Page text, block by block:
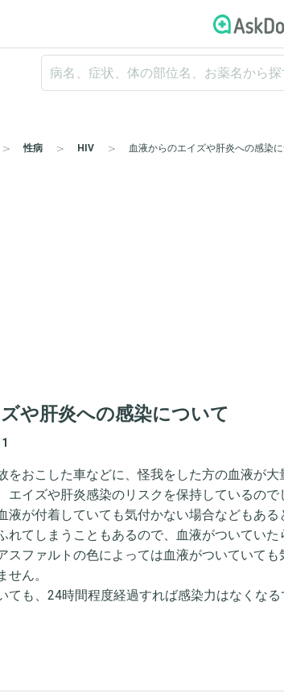
性病 HIV 血液からのエイズや肝炎への感染
や肝炎への感染について
をおこした車などに、怪我をした方の血液が
エイズや肝炎感染のリスクを保持しているので
液が付着していても気付かない場合などもあ
れてしまうこともあるので、血液がついていた
スファルトの色によっては血液がついていて
せん。
ても、24時間程度経過すれば感染力はなくなる